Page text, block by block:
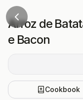
Arroz de
e Bacon
Cookbook